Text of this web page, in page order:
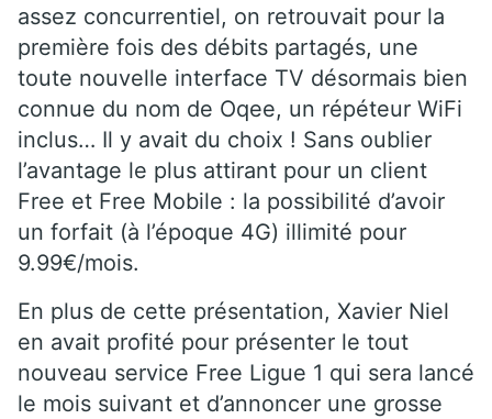
assez concurrentiel, on retrouvait pour la
première fois des débits partagés, une
toute nouvelle interface TV désormais bien
connue du nom de Oqee, un répéteur WiFi
inclus… Il y avait du choix ! Sans oublier
l’avantage le plus attirant pour un client
Free et Free Mobile : la possibilité d’avoir
un forfait (à l’époque 4G) illimité pour
9.99€/mois.
En plus de cette présentation, Xavier Niel
en avait profité pour présenter le tout
nouveau service Free Ligue 1 qui sera lancé
le mois suivant et d’annoncer une grosse